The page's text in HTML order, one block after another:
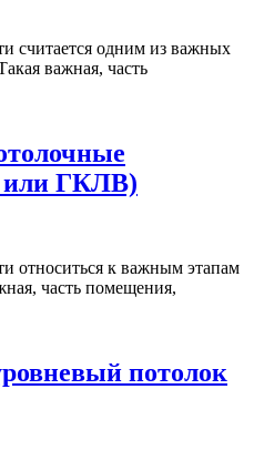
считается одним из важных
важная, часть
или ГКЛВ)
относиться к важным этапам
часть помещения,
потолок